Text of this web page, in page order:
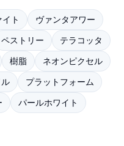
ト
ヴァンタアワー
ペストリー
テラコッタ
樹脂
ネオンピクセル
プラットフォーム
パールホワイト